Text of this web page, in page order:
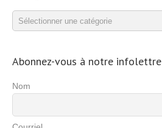
Catégories
d’exercices
Abonnez-vous à notre infolettre
Nom